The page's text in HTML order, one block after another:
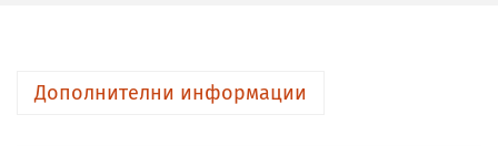
Дополнителни информации